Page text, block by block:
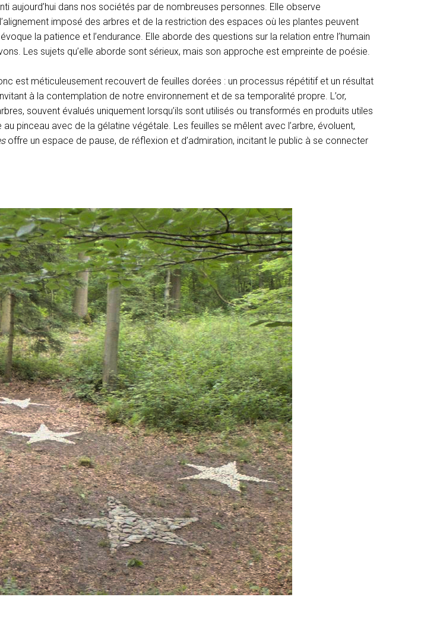
aujourd’hui dans nos sociétés par de nombreuses personnes. Elle observe
imposé des arbres et de la restriction des espaces où les plantes peuvent
la patience et l’endurance. Elle aborde des questions sur la relation entre l’humain
Les sujets qu’elle aborde sont sérieux, mais son approche est empreinte de poésie.
est méticuleusement recouvert de feuilles dorées : un processus répétitif et un résultat
à la contemplation de notre environnement et de sa temporalité propre. L’or,
souvent évalués uniquement lorsqu’ils sont utilisés ou transformés en produits utiles
pinceau avec de la gélatine végétale. Les feuilles se mêlent avec l’arbre, évoluent,
offre un espace de pause, de réflexion et d’admiration, incitant le public à se connecter